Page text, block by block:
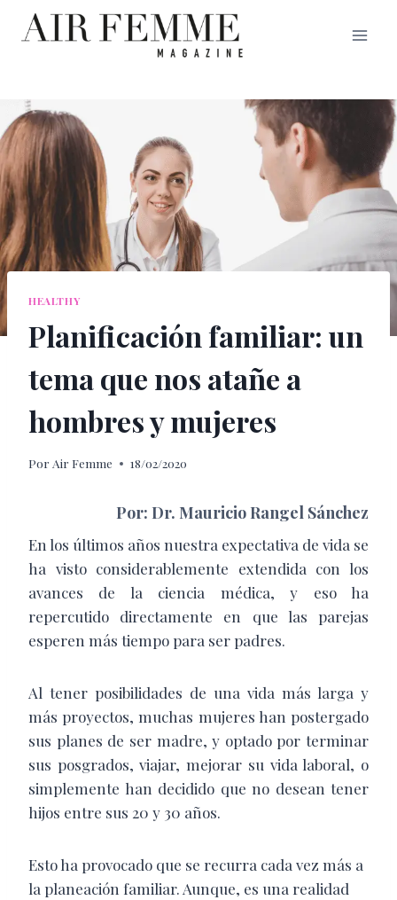
Saltar
HEALTHY
Planificación familiar: un
tema que nos atañe a
hombres y mujeres
Por Air Femme 18/02/2020
Por: Dr. Mauricio Rangel Sánchez
En los últimos años nuestra expectativa de vida se
ha visto considerablemente extendida con los
avances de la ciencia médica, y eso ha
repercutido directamente en que las parejas
esperen más tiempo para ser padres.
Al tener posibilidades de una vida más larga y
más proyectos, muchas mujeres han postergado
sus planes de ser madre, y optado por terminar
sus posgrados, viajar, mejorar su vida laboral, o
simplemente han decidido que no desean tener
hijos entre sus 20 y 30 años.
Esto ha provocado que se recurra cada vez más a
la planeación familiar. Aunque, es una realidad